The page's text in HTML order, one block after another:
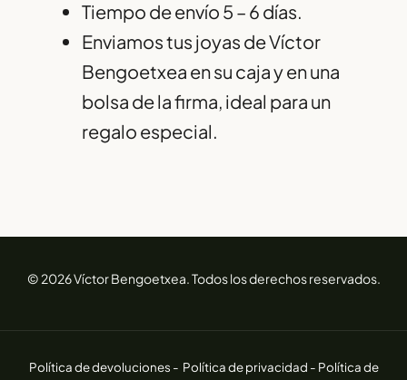
Tiempo de envío 5 – 6 días.
Enviamos tus joyas de Víctor
Bengoetxea en su caja y en una
bolsa de la firma, ideal para un
regalo especial.
© 2026 Víctor Bengoetxea. Todos los derechos reservados.
Política de devoluciones - Política de privacidad - Política de